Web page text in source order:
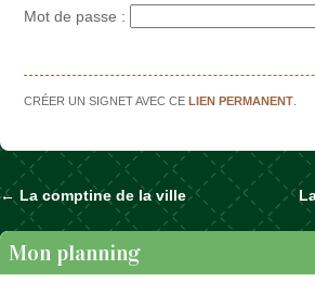
Mot de passe :
CRÉER UN SIGNET AVEC CELIEN PERMANENT
Naviguer dans les
← La comptine de la ville
Mon planning